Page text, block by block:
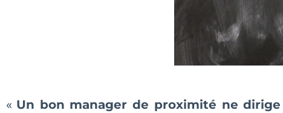
« Un bon manager de proximité ne